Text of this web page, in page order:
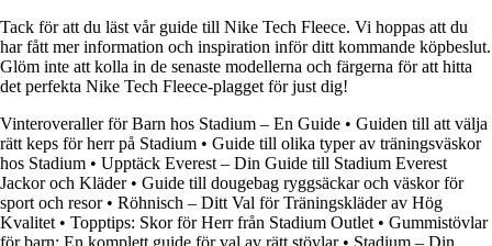
Tack för att du läst vår guide till Nike Tech Fleece. Vi hoppas att du
har fått mer information och inspiration inför ditt kommande köpbeslut.
Glöm inte att kolla in de senaste modellerna och färgerna för att hitta
det perfekta Nike Tech Fleece-plagget för just dig!
Vinteroveraller för Barn hos Stadium – En Guide • Guiden till att välja
rätt keps för herr på Stadium • Guide till olika typer av träningsväskor
hos Stadium • Upptäck Everest – Din Guide till Stadium Everest
Jackor och Kläder• Guide till dougebag ryggsäckar och väskor för
sport och resor• Röhnisch – Ditt Val för Träningskläder av Hög
Kvalitet • Topptips: Skor för Herr från Stadium Outlet • Gummistövlar
för barn: En komplett guide för val av rätt stövlar• Stadium – Din